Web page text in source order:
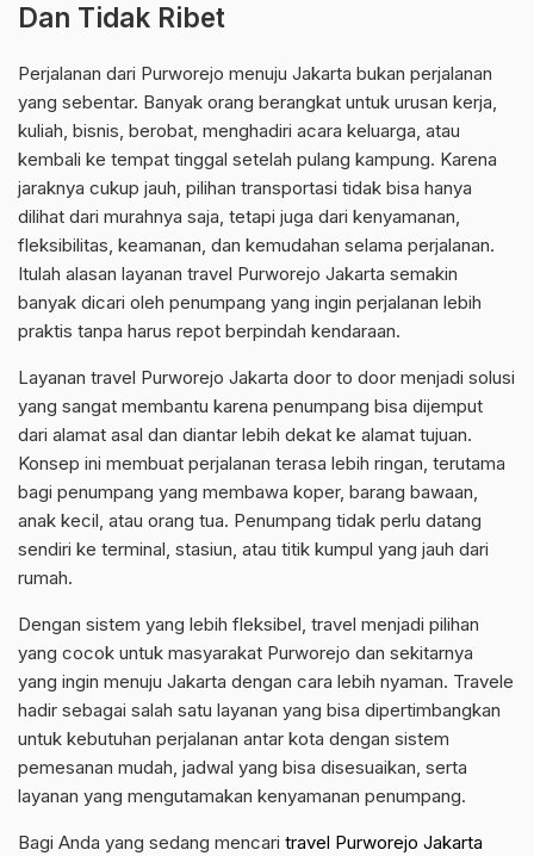
Dan Tidak Ribet
Perjalanan dari Purworejo menuju Jakarta bukan perjalanan
yang sebentar. Banyak orang berangkat untuk urusan kerja,
kuliah, bisnis, berobat, menghadiri acara keluarga, atau
kembali ke tempat tinggal setelah pulang kampung. Karena
jaraknya cukup jauh, pilihan transportasi tidak bisa hanya
dilihat dari murahnya saja, tetapi juga dari kenyamanan,
fleksibilitas, keamanan, dan kemudahan selama perjalanan.
Itulah alasan layanan travel Purworejo Jakarta semakin
banyak dicari oleh penumpang yang ingin perjalanan lebih
praktis tanpa harus repot berpindah kendaraan.
Layanan travel Purworejo Jakarta door to door menjadi solusi
yang sangat membantu karena penumpang bisa dijemput
dari alamat asal dan diantar lebih dekat ke alamat tujuan.
Konsep ini membuat perjalanan terasa lebih ringan, terutama
bagi penumpang yang membawa koper, barang bawaan,
anak kecil, atau orang tua. Penumpang tidak perlu datang
sendiri ke terminal, stasiun, atau titik kumpul yang jauh dari
rumah.
Dengan sistem yang lebih fleksibel, travel menjadi pilihan
yang cocok untuk masyarakat Purworejo dan sekitarnya
yang ingin menuju Jakarta dengan cara lebih nyaman. Travele
hadir sebagai salah satu layanan yang bisa dipertimbangkan
untuk kebutuhan perjalanan antar kota dengan sistem
pemesanan mudah, jadwal yang bisa disesuaikan, serta
layanan yang mengutamakan kenyamanan penumpang.
Bagi Anda yang sedang mencari travel Purworejo Jakarta